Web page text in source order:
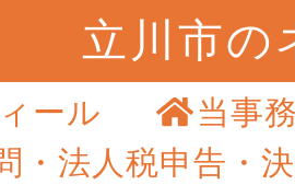
立川市の
ール
当事
・法人税申告・